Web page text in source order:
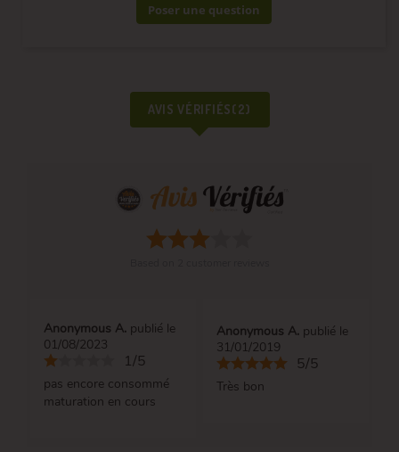
Poser une question
AVIS VÉRIFIÉS(2)
Anonymous A. publié le
01/08/2023
1/5
pas encore consommé
maturation en cours
Anonymous A. publié le
31/01/2019
5/5
Très bon